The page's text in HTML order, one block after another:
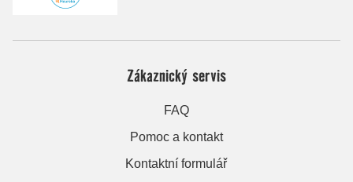
Zákaznický servis
FAQ
Pomoc a kontakt
Kontaktní formulář